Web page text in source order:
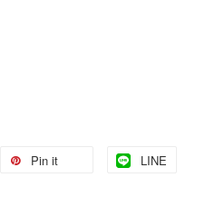
Pin it LINE